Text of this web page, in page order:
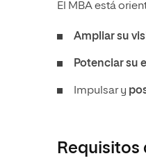
El MBA está
Ampliar su
Potenciar su
Impulsar y
Requisitos